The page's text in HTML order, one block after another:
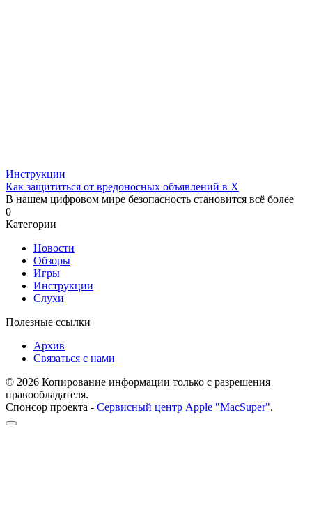
Инструкции
Как защититься от вредоносных объявлений в X
В нашем цифровом мире безопасность становится всё более
0
Категории
Новости
Обзоры
Игры
Инструкции
Слухи
Полезные ссылки
Архив
Связаться с нами
© 2026 Копирование информации только с разрешения
правообладателя.
Спонсор проекта - Сервисный центр Apple "MacSuper".